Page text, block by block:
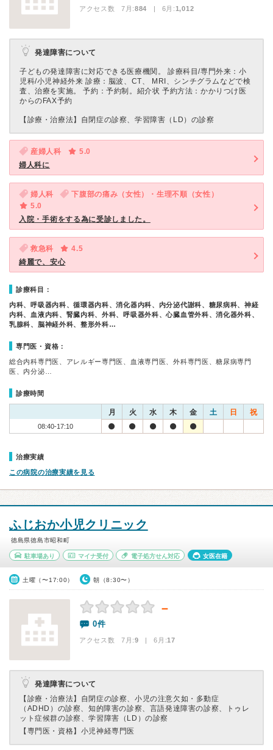
アクセス数 7月:884 | 6月:1,012
発達障害について
子どもの発達障害に対応できる医療機関。 診療科目/専門外来：小
児科/小児神経外来 診療：脳波、CT、 MRI、シンチグラムなどで検
査、治療を実施。 予約：予約制。紹介状 予約方法：かかりつけ医
からのFAX予約
【診療・治療法】 自閉症の診察、学習障害（LD）の診察
産婦人科
5.0
婦人科に
婦人科
下腹部の痛み（女性）・生理不順（女性）
5.0
入院・手術をする為に受診しました。
救急科
4.5
綺麗で、安心
診療科目：
内科、呼吸器内科、循環器内科、消化器内科、内分泌代謝科、糖尿病科、神経
内科、血液内科、腎臓内科、外科、呼吸器外科、心臓血管外科、消化器外科、
乳腺科、脳神経外科、整形外科…
専門医・資格：
総合内科専門医、アレルギー専門医、血液専門医、外科専門医、糖尿病専門
医、内分泌…
診療時間
月 火 水 木 金 土 日 祝
08:40-17:10
治療実績
この病院の治療実績を見る
ふじおか小児クリニック
徳島県徳島市昭和町
駐車場あり マイナ受付 電子処方せん対応 女医在籍
土曜（〜17:00） 朝（8:30〜）
－
0件
アクセス数 7月:9 | 6月:17
発達障害について
【診療・治療法】 自閉症の診察、小児の注意欠如・多動症
（ADHD）の診察、知的障害の診察、言語発達障害の診察、トゥレ
ット症候群の診察、学習障害（LD）の診察
【専門医・資格】 小児神経専門医